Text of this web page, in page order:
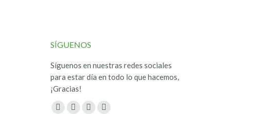
SÍGUENOS
Síguenos en nuestras redes sociales
para estar día en todo lo que hacemos,
¡Gracias!
Encuéntranos en: